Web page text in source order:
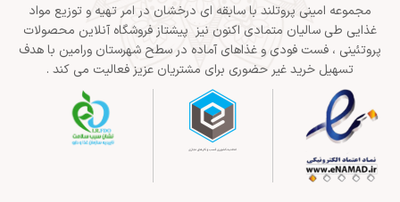
مجموعه امینی پروتلند با سابقه ای درخشان در امر تهیه و توزیع مواد
غذایی طی سالیان متمادی اکنون نیز پیشتاز فروشگاه آنلاین محصولات
پروتئینی ، فست فودی و غذاهای آماده در سطح شهرستان ورامین با هدف
تسهیل خرید غیر حضوری برای مشتریان عزیز فعالیت می کند .